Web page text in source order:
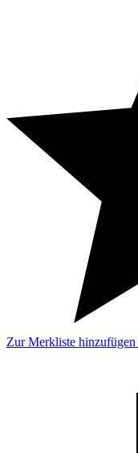
Zur Merkliste hinzufügen